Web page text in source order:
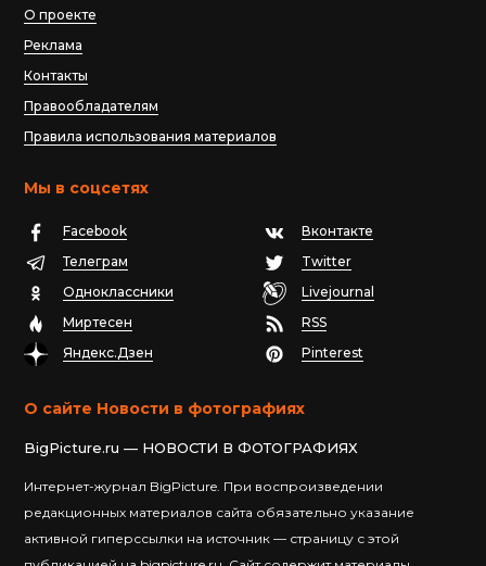
О проекте
Реклама
Контакты
Правообладателям
Правила использования материалов
Мы в соцсетях
Facebook
Вконтакте
Телеграм
Twitter
Одноклассники
Livejournal
Миртесен
RSS
Яндекс.Дзен
Pinterest
О сайте Новости в фотографиях
BigPicture.ru — НОВОСТИ В ФОТОГРАФИЯХ
Интернет-журнал BigPicture. При воспроизведении
редакционных материалов сайта обязательно указание
активной гиперссылки на источник — страницу с этой